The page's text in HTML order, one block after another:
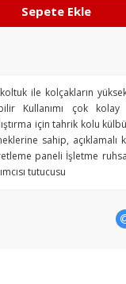
Sepete Ekle
koltuk ile kolçakların
Kullanımı çok kolay
için tahrik kolu
sahip,
paneli İşletme
tutucusu